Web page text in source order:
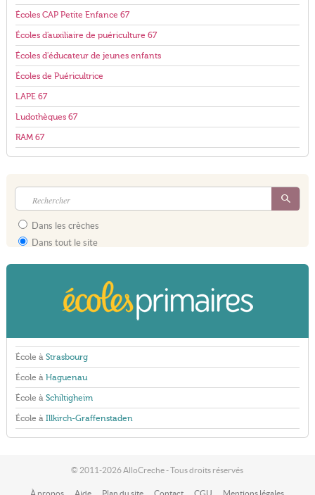
Écoles CAP Petite Enfance 67
Écoles d'auxiliaire de puériculture 67
Écoles d'éducateur de jeunes enfants
Écoles de Puéricultrice
LAPE 67
Ludothèques 67
RAM 67
Dans les crèches
Dans tout le site
École à Strasbourg
École à Haguenau
École à Schiltigheim
École à Illkirch-Graffenstaden
© 2011-2026 AlloCreche - Tous droits réservés